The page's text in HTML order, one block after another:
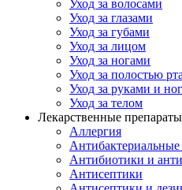
Уход за волосами
Уход за глазами
Уход за губами
Уход за лицом
Уход за ногами
Уход за полостью рта
Уход за руками и
Уход за телом
Лекарственные препараты
Аллергия
Антибиотики и
Антисептики